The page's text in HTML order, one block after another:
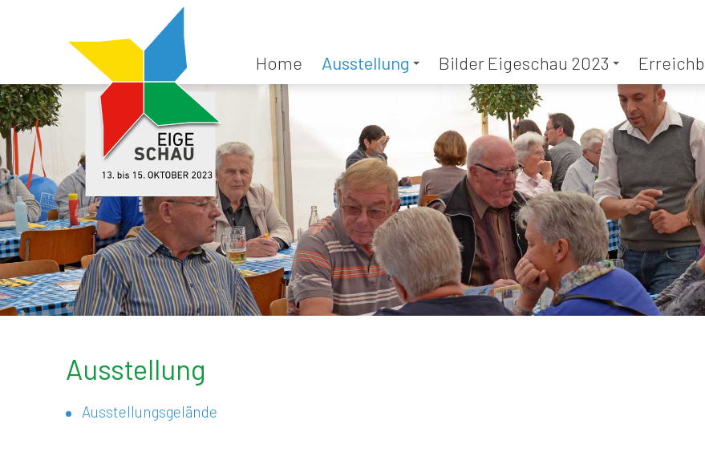
Home Ausstellung Bilder Eigeschau 2023
Ausstellung
Ausstellungsgelände